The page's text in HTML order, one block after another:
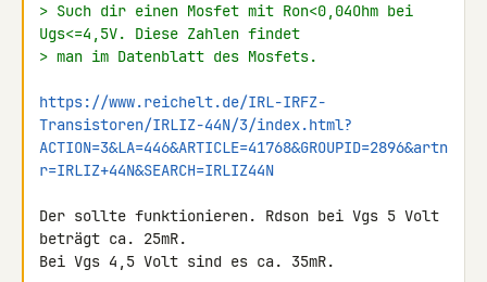
> Such dir einen Mosfet mit Ron<0,04Ohm bei
Ugs<=4,5V. Diese Zahlen findet
> man im Datenblatt des Mosfets.
https://www.reichelt.de/IRL-IRFZ-
Transistoren/IRLIZ-44N/3/index.html?
ACTION=3&LA=446&ARTICLE=41768&GROUPID=2896&artn
r=IRLIZ+44N&SEARCH=IRLIZ44N
Der sollte funktionieren. Rdson bei Vgs 5 Volt
beträgt ca. 25mR.
Bei Vgs 4,5 Volt sind es ca. 35mR.